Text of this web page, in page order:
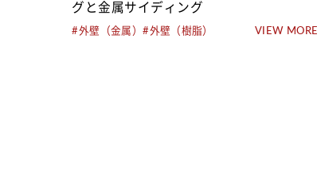
グと金属サイディング
#外壁（金属）#外壁（樹脂） VIEW MORE